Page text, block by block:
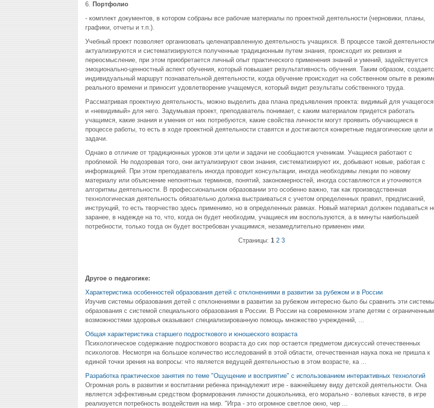
6. Портфолио
- комплект документов, в котором собраны все рабочие материалы по проектной деятельности (черновики, планы,
графики, отчеты и т.п.).
Учебный проект позволяет организовать целенаправленную деятельность учащихся. В процессе такой деятельности
актуализируются и систематизируются полученные традиционным путем знания, происходит их ревизия и
переосмысление, при этом приобретается личный опыт практического применения знаний и умений, задействуется
эмоционально-ценностный аспект обучения, который повышает результативность обучения. Таким образом,
индивидуальный маршрут познавательной деятельности, когда обучение происходит на собственном опыте в
реального времени и приносит удовлетворение учащемуся, который видит результаты собственного труда.
Рассматривая проектную деятельность, можно выделить два плана предъявления проекта: видимый для учащегося
и «невидимый» для него. Задумывая проект, преподаватель понимает, с каким материалом придется работать
учащимся, какие знания и умения от них потребуются, какие свойства личности могут проявить обучающиеся в
процессе работы, то есть в ходе проектной деятельности ставятся и достигаются конкретные педагогические цели и
задачи.
Однако в отличие от традиционных уроков эти цели и задачи не сообщаются ученикам. Учащиеся работают с
проблемой. Не подозревая того, они актуализируют свои знания, систематизируют их, добывают новые, работая с
информацией. При этом преподаватель иногда проводит консультации, иногда необходимы лекции по новому
материалу или объяснение непонятных терминов, понятий, закономерностей, иногда составляются и уточняются
алгоритмы деятельности. В профессиональном образовании это особенно важно, так как производственная
технологическая деятельность обязательно должна выстраиваться с учетом определенных правил, предписаний,
инструкций, то есть творчество здесь применимо, но в определенных рамках. Новый материал должен подаваться
заранее, в надежде на то, что, когда он будет необходим, учащиеся им воспользуются, а в минуты наибольшей
потребности, только тогда он будет востребован учащимися, незамедлительно применен ими.
Страницы: 1 2 3
Другое о педагогике:
Характеристика особенностей образования детей с отклонениями в развитии за рубежом и в России
Изучив системы образования детей с отклонениями в развитии за рубежом интересно было бы сравнить эти системы
образования с системой специального образования в России. В России на современном этапе детям с
возможностями здоровья оказывают специализированную помощь множество учреждений, ...
Общая характеристика старшего подросткового и юношеского возраста
Психологическое содержание подросткового возраста до сих пор остается предметом дискуссий отечественных
психологов. Несмотря на большое количество исследований в этой области, отечественная наука пока не пришла к
единой точки зрения на вопросы: что является ведущей деятельностью в этом возрасте, ка ...
Разработка практическое занятия по теме "Ощущение и восприятие" с использованием интерактивных технологий
Огромная роль в развитии и воспитании ребенка принадлежит игре - важнейшему виду детской деятельности. Она
является эффективным средством формирования личности дошкольника, его морально - волевых качеств, в игре
реализуется потребность воздействия на мир. "Игра - это огромное светлое окно, чер ...